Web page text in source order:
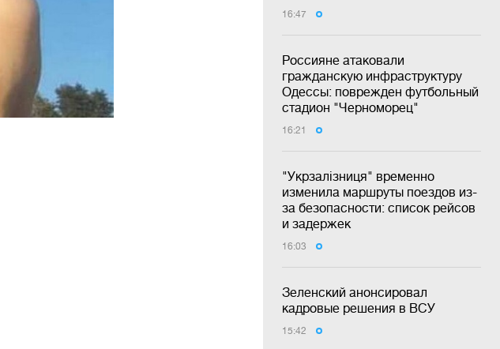
16:47
Россияне атаковали
гражданскую инфраструктуру
Одессы: поврежден футбольный
стадион "Черноморец"
16:21
"Укрзалізниця" временно
изменила маршруты поездов из-
за безопасности: список рейсов
и задержек
16:03
Зеленский анонсировал
кадровые решения в ВСУ
15:42